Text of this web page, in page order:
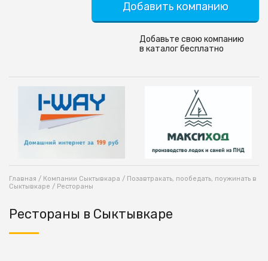
Добавить компанию
Добавьте свою компанию
в каталог бесплатно
Главная / Компании Сыктывкара / Позавтракать, пообедать, поужинать в
Сыктывкаре / Рестораны
Рестораны в Сыктывкаре